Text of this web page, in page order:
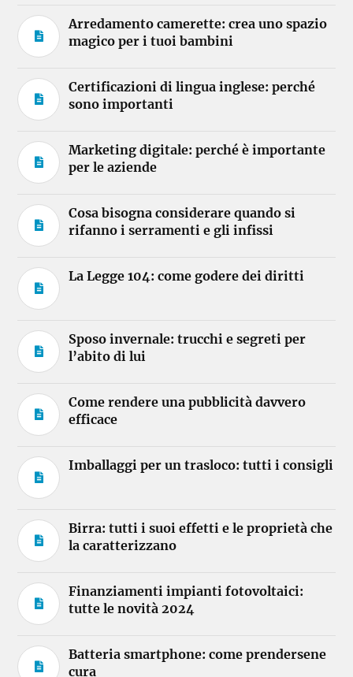
Arredamento camerette: crea uno spazio
magico per i tuoi bambini
Certificazioni di lingua inglese: perché
sono importanti
Marketing digitale: perché è importante
per le aziende
Cosa bisogna considerare quando si
rifanno i serramenti e gli infissi
La Legge 104: come godere dei diritti
Sposo invernale: trucchi e segreti per
l’abito di lui
Come rendere una pubblicità davvero
efficace
Imballaggi per un trasloco: tutti i consigli
Birra: tutti i suoi effetti e le proprietà che
la caratterizzano
Finanziamenti impianti fotovoltaici:
tutte le novità 2024
Batteria smartphone: come prendersene
cura